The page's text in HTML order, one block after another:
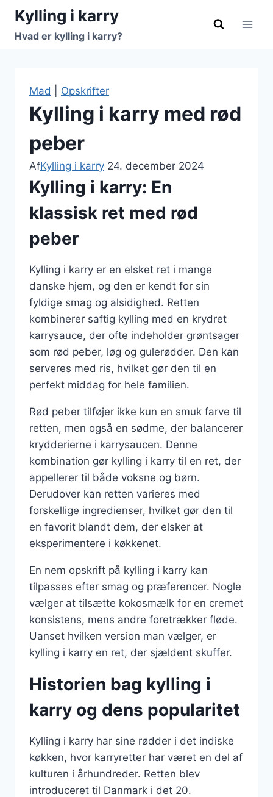
Fortsæt
indhold
Kylling i karry
Hvad er kylling i karry?
Mad Opskrifter
Kylling i karry med rød
peber
AfKylling i karry 24. december 2024
Kylling i karry: En
klassisk ret med rød
peber
Kylling i karry er en elsket ret i mange
danske hjem, og den er kendt for sin
fyldige smag og alsidighed. Retten
kombinerer saftig kylling med en krydret
karrysauce, der ofte indeholder grøntsager
som rød peber, løg og gulerødder. Den kan
serveres med ris, hvilket gør den til en
perfekt middag for hele familien.
Rød peber tilføjer ikke kun en smuk farve til
retten, men også en sødme, der balancerer
krydderierne i karrysaucen. Denne
kombination gør kylling i karry til en ret, der
appellerer til både voksne og børn.
Derudover kan retten varieres med
forskellige ingredienser, hvilket gør den til
en favorit blandt dem, der elsker at
eksperimentere i køkkenet.
En nem opskrift på kylling i karry kan
tilpasses efter smag og præferencer. Nogle
vælger at tilsætte kokosmælk for en cremet
konsistens, mens andre foretrækker fløde.
Uanset hvilken version man vælger, er
kylling i karry en ret, der sjældent skuffer.
Historien bag kylling i
karry og dens popularitet
Kylling i karry har sine rødder i det indiske
køkken, hvor karryretter har været en del af
kulturen i århundreder. Retten blev
introduceret til Danmark i det 20.